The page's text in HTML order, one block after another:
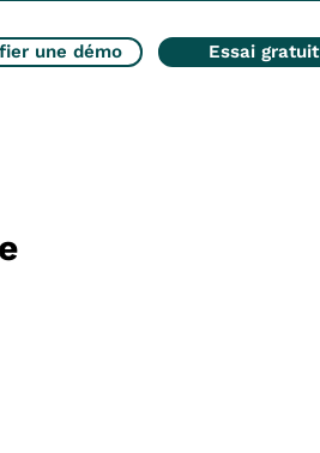
une démo Essai gratuit